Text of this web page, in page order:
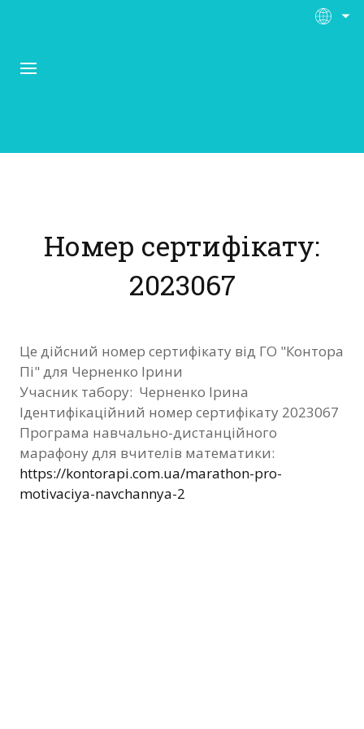
Матеріали
Нас підтримують
Фотозвіт
Видані сертифікати
Контакти
Номер сертифікату:
2023067
Це дійсний номер сертифікату від ГО "Контора
Пі" для Черненко Ірини
Учасник табору: Черненко Ірина
Ідентифікаційний номер сертифікату 2023067
Програма навчально-дистанційного
марафону для вчителів математики:
https://kontorapi.com.ua/marathon-pro-
motivaciya-navchannya-2